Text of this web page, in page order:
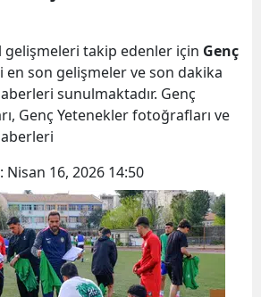
gelişmeleri takip edenler için Genç
en son gelişmeler ve son dakika
sunulmaktadır. Genç
Genç Yetenekler fotoğrafları ve
Nisan 16, 2026 14:50